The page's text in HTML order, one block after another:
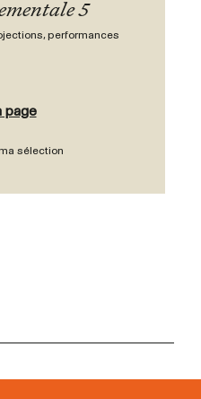
5
performances
page
sélection